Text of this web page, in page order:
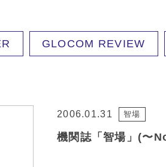
GLOCOM REVIEW
2006.01.31 智場
機関誌「智場」(〜